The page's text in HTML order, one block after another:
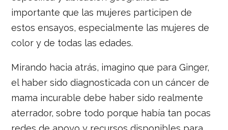
importante que las mujeres participen de
estos ensayos, especialmente las mujeres de
color y de todas las edades.
Mirando hacia atrás, imagino que para Ginger,
el haber sido diagnosticada con un cáncer de
mama incurable debe haber sido realmente
aterrador, sobre todo porque había tan pocas